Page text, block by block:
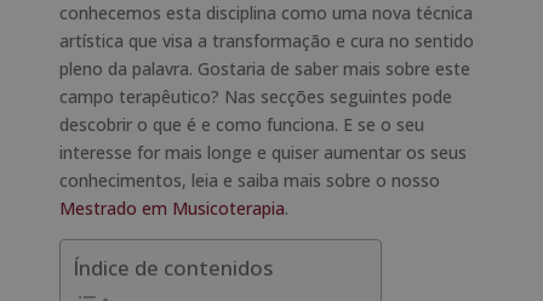
conhecemos esta disciplina como uma nova técnica
artística que visa a transformação e cura no sentido
pleno da palavra. Gostaria de saber mais sobre este
campo terapêutico? Nas secções seguintes pode
descobrir o que é e como funciona. E se o seu
interesse for mais longe e quiser aumentar os seus
conhecimentos, leia e saiba mais sobre o nosso
Mestrado em Musicoterapia.
Índice de contenidos